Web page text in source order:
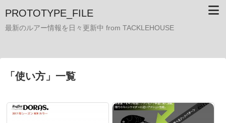
PROTOTYPE_FILE
最新のルアー情報を日々更新中 from TACKLEHOUSE
「 使い方 」 一覧